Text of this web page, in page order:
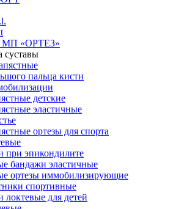
«ОРТЕЗ»
суставы
пальца кисти
детские
эластичные
ортезы для спорта
при эпикондилите
бандажи эластичные
ортезы иммобилизирующие
спортивные
локтевые для детей